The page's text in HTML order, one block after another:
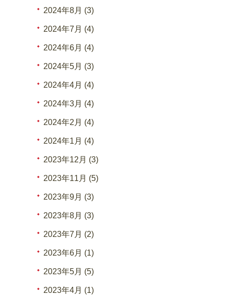
2024年8月 (3)
2024年7月 (4)
2024年6月 (4)
2024年5月 (3)
2024年4月 (4)
2024年3月 (4)
2024年2月 (4)
2024年1月 (4)
2023年12月 (3)
2023年11月 (5)
2023年9月 (3)
2023年8月 (3)
2023年7月 (2)
2023年6月 (1)
2023年5月 (5)
2023年4月 (1)